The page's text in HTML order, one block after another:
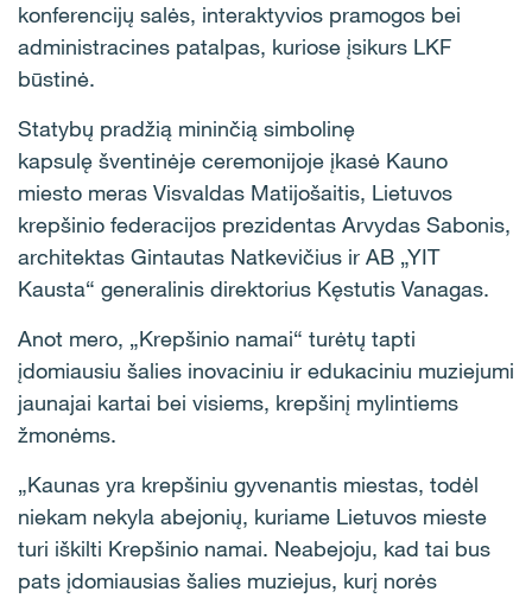
konferencijų salės, interaktyvios pramogos bei
administracines patalpas, kuriose įsikurs LKF
būstinė.
Statybų pradžią mininčią simbolinę
kapsulę šventinėje ceremonijoje įkasė Kauno
miesto meras Visvaldas Matijošaitis, Lietuvos
krepšinio federacijos prezidentas Arvydas Sabonis,
architektas Gintautas Natkevičius ir AB „YIT
Kausta“ generalinis direktorius Kęstutis Vanagas.
Anot mero, „Krepšinio namai“ turėtų tapti
įdomiausiu šalies inovaciniu ir edukaciniu muziejumi
jaunajai kartai bei visiems, krepšinį mylintiems
žmonėms.
„Kaunas yra krepšiniu gyvenantis miestas, todėl
niekam nekyla abejonių, kuriame Lietuvos mieste
turi iškilti Krepšinio namai. Neabejoju, kad tai bus
pats įdomiausias šalies muziejus, kurį norės